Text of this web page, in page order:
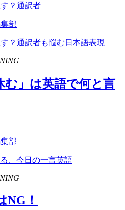
？通訳者
部
？通訳者も悩む日本語表現
む」は英語で何と言
部
、今日の一言英語
NG ！